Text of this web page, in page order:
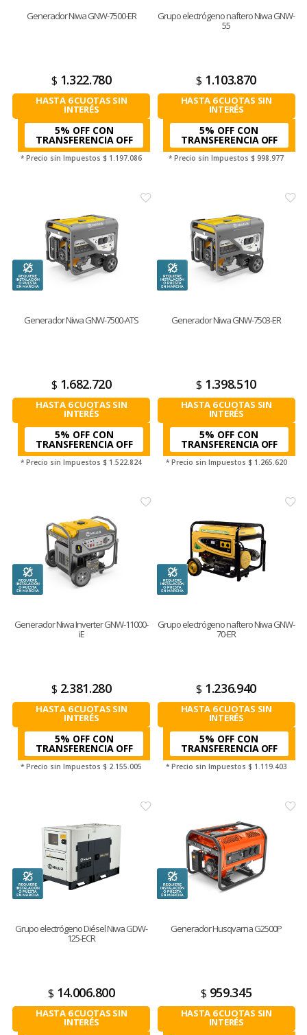
Generador Niwa GNW-7500-ER
$ 1.322.780
HASTA 6 CUOTAS SIN
INTERÉS
5% OFF CON
TRANSFERENCIA
* Precio sin Impuestos $ 1.197.086
Grupo electrógeno naftero Niwa GNW-
55
$ 1.103.870
HASTA 6 CUOTAS SIN
INTERÉS
5% OFF CON
TRANSFERENCIA
* Precio sin Impuestos $ 998.977
Generador Niwa GNW-7500-ATS
$ 1.682.720
HASTA 6 CUOTAS SIN
INTERÉS
5% OFF CON
TRANSFERENCIA
* Precio sin Impuestos $ 1.522.824
Generador Niwa GNW-7503-ER
$ 1.398.510
HASTA 6 CUOTAS SIN
INTERÉS
5% OFF CON
TRANSFERENCIA
* Precio sin Impuestos $ 1.265.620
Generador Niwa Inverter GNW-11000-
iE
$ 2.381.280
HASTA 6 CUOTAS SIN
INTERÉS
5% OFF CON
TRANSFERENCIA
* Precio sin Impuestos $ 2.155.005
Grupo electrógeno naftero Niwa GNW-
70-ER
$ 1.236.940
HASTA 6 CUOTAS SIN
INTERÉS
5% OFF CON
TRANSFERENCIA
* Precio sin Impuestos $ 1.119.403
Grupo electrógeno Diésel Niwa GDW-
125-ECR
$ 14.006.800
HASTA 6 CUOTAS SIN
INTERÉS
Generador Husqvarna G2500P
$ 959.345
HASTA 6 CUOTAS SIN
INTERÉS